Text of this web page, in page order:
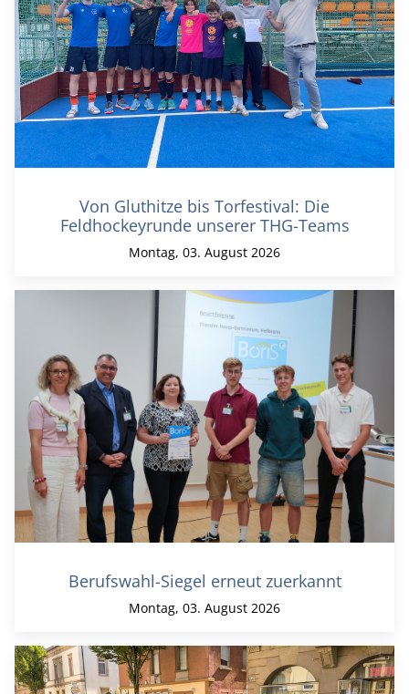
Von Gluthitze bis Torfestival: Die
Feldhockeyrunde unserer THG-Teams
Montag, 03. August 2026
Berufswahl-Siegel erneut zuerkannt
Montag, 03. August 2026